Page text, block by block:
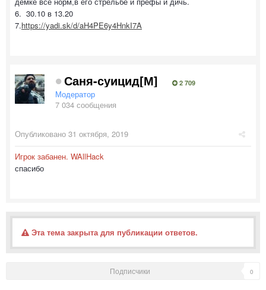
6. 30.10 в 13.20
7.https://yadi.sk/d/aH4PE6y4HnkI7A
Саня-суицид[М] 2 709
Модератор
7 034 сообщения
Опубликовано 31 октября, 2019
Игрок забанен. WAllHack
спасибо
Эта тема закрыта для публикации ответов.
Подписчики 0